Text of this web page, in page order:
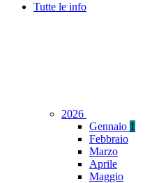
Tutte le info
2026
Gennaio 1
Febbraio
Marzo
Aprile
Maggio